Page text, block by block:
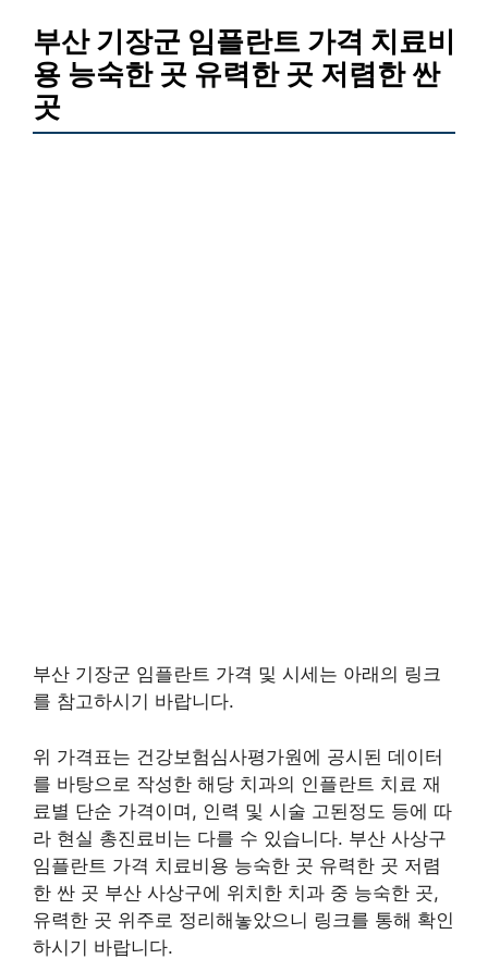
부산 기장군 임플란트 가격 치료비
용 능숙한 곳 유력한 곳 저렴한 싼
곳
부산 기장군 임플란트 가격 및 시세는 아래의 링크
를 참고하시기 바랍니다.
위 가격표는 건강보험심사평가원에 공시된 데이터
를 바탕으로 작성한 해당 치과의 인플란트 치료 재
료별 단순 가격이며, 인력 및 시술 고된정도 등에 따
라 현실 총진료비는 다를 수 있습니다. 부산 사상구
임플란트 가격 치료비용 능숙한 곳 유력한 곳 저렴
한 싼 곳 부산 사상구에 위치한 치과 중 능숙한 곳,
유력한 곳 위주로 정리해놓았으니 링크를 통해 확인
하시기 바랍니다.